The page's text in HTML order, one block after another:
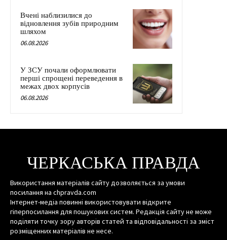
Вчені наблизилися до
відновлення зубів природним
шляхом
06.08.2026
У ЗСУ почали оформлювати
перші спрощені переведення в
межах двох корпусів
06.08.2026
ЧЕРКАСЬКА ПРАВДА
Використання матеріалів сайту дозволяється за умови
посилання на chpravda.com
Інтернет-медіа повинні використовувати відкрите
гіперпосилання для пошукових систем. Редакція сайту не може
поділяти точку зору авторів статей та відповідальності за зміст
розміщенних матеріалів не несе.